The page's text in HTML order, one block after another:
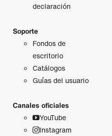
declaración
Soporte
Fondos de
escritorio
Catálogos
Guías del usuario
Canales oficiales
YouTube
Instagram